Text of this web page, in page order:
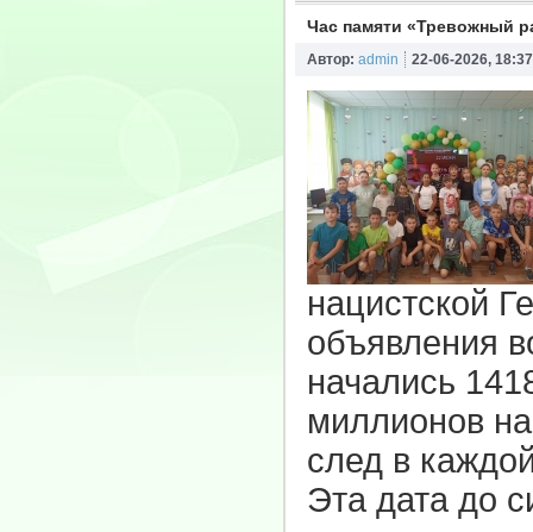
Час памяти «Тревожный
Автор: admin 22-06-2026, 18:37
нацистской
объявления
начались
миллионов
след в
Эта дата до